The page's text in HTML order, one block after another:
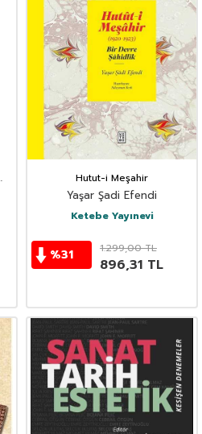
Hutut-i Meşahir
Yaşar Şadi Efendi
Ketebe Yayınevi
%31 1.299,00TL
896,31 TL